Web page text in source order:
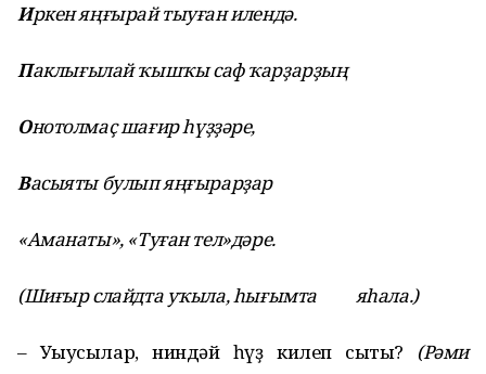
Иркен яңғырай тыуған илендә.
Паклығылайҡышҡы сафҡарҙарҙың
Онотолмаҫшағирһүҙҙәре,
Васыяты булып яңғырарҙар
«Аманаты», «Туған тел»дәре.
(Шиғыр слайдта уҡыла,һығымта яһала.)
– Уҡыусылар, ниндәй һүҙ килеп сыҡты? (Рәми